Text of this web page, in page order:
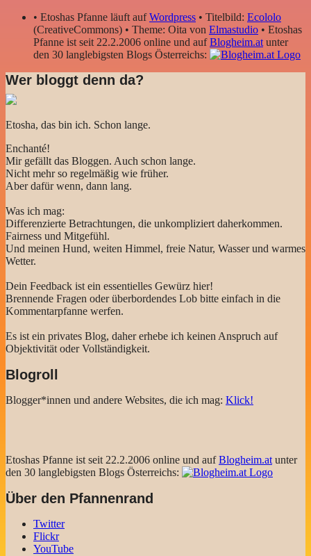
• Etoshas Pfanne läuft aufWordpress • Titelbild: Ecololo
(CreativeCommons) • Theme: Oita von Elmastudio • Etoshas
Pfanne ist seit 22.2.2006 online und aufBlogheim.at unter
den 30 langlebigsten Blogs Österreichs:
Wer bloggt denn da?
Etosha, das bin ich. Schon lange.
Enchanté!
Mir gefällt das Bloggen. Auch schon lange.
Nicht mehr so regelmäßig wie früher.
Aber dafür wenn, dann lang.
Was ich mag:
Differenzierte Betrachtungen, die unkompliziert daherkommen.
Fairness und Mitgefühl.
Und meinen Hund, weiten Himmel, freie Natur, Wasser und warmes
Wetter.
Dein Feedback ist ein essentielles Gewürz hier!
Brennende Fragen oder überbordendes Lob bitte einfach in die
Kommentarpfanne werfen.
Es ist ein privates Blog, daher erhebe ich keinen Anspruch auf
Objektivität oder Vollständigkeit.
Blogroll
Blogger*innen und andere Websites, die ich mag: Klick!
Etoshas Pfanne ist seit 22.2.2006 online und aufBlogheim.at unter
den 30 langlebigsten Blogs Österreichs:
Über den Pfannenrand
Twitter
Flickr
YouTube